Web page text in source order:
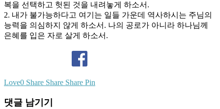
복을 선택하고 헛된 것을 내려놓게 하소서.
2. 내가 불가능하다고 여기는 일들 가운데 역사하시는 주님의
능력을 의심하지 않게 하소서. 나의 공로가 아니라 하나님께
은혜를 입은 자로 살게 하소서.
Love0 Share Share Share Pin
댓글 남기기